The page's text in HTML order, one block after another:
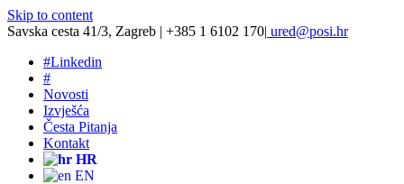
Skip to content
Savska cesta 41/3, Zagreb | +385 1 6102 170| ured@posi.hr
#Linkedin
#
Novosti
Izvješća
Česta Pitanja
Kontakt
HR
EN